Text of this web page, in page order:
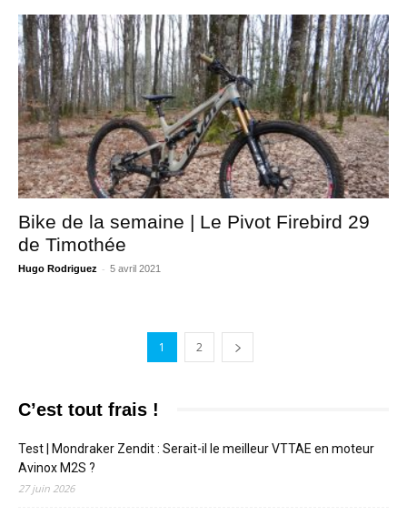
Bike de la semaine | Le Pivot Firebird 29
de Timothée
Hugo Rodriguez - 5 avril 2021
1 2
C’est tout frais !
Test | Mondraker Zendit : Serait-il le meilleur VTTAE en moteur
Avinox M2S ?
27 juin 2026